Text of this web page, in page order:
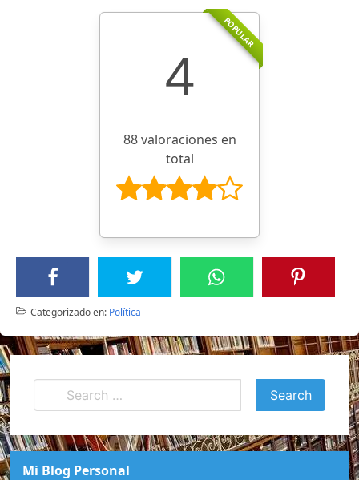
POPULAR
4
88 valoraciones en
total
Categorizado en: Política
Mi Blog Personal